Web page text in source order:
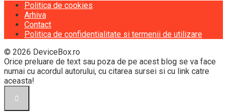
Politica de cookies
Arhiva
Contact
Politica de confidentialitate si termenii de utilizare
© 2026 DeviceBox.ro
Orice preluare de text sau poza de pe acest blog se va face
numai cu acordul autorului, cu citarea sursei si cu link catre
aceasta!